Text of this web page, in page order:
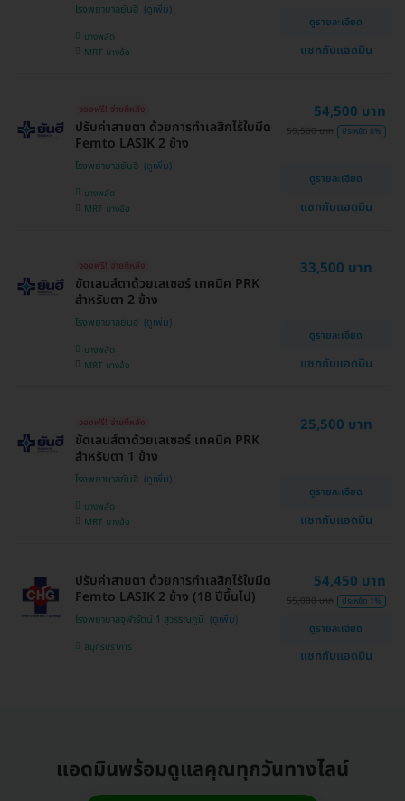
โรงพยาบาลยันฮี
บางพลัด
MRT บางอ้อ
ดูรายละเอียด
แชทกับแอดมิน
จองฟรี! จ่ายทีหลัง
ปรับค่าสายตา ด้วยการทำเลสิกไร้ใบมีด
Femto LASIK 2 ข้าง
โรงพยาบาลยันฮี
บางพลัด
MRT บางอ้อ
54,500 บาท
59,500 บาท ประหยัด 8%
ดูรายละเอียด
แชทกับแอดมิน
จองฟรี! จ่ายทีหลัง
ขัดเลนส์ตาด้วยเลเซอร์ เทคนิค PRK
สำหรับตา 2 ข้าง
โรงพยาบาลยันฮี
บางพลัด
MRT บางอ้อ
33,500 บาท
ดูรายละเอียด
แชทกับแอดมิน
จองฟรี! จ่ายทีหลัง
ขัดเลนส์ตาด้วยเลเซอร์ เทคนิค PRK
สำหรับตา 1 ข้าง
โรงพยาบาลยันฮี
บางพลัด
MRT บางอ้อ
25,500 บาท
ดูรายละเอียด
แชทกับแอดมิน
ปรับค่าสายตา ด้วยการทำเลสิกไร้ใบมีด
Femto LASIK 2 ข้าง (18 ปีขึ้นไป)
โรงพยาบาลจุฬารัตน์ 1 สุวรรณภูมิ
สมุทรปราการ
54,450 บาท
55,000 บาท ประหยัด 1%
ดูรายละเอียด
แชทกับแอดมิน
แอดมินพร้อมดูแลคุณทุกวันทางไลน์